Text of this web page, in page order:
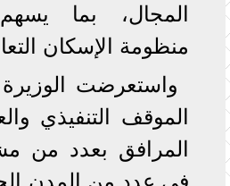
المجال، بما
منظومة الإسكان
واستعرضت الوزيرة
الموقف التنفيذي
المرافق بعدد من
في عدد من المدن